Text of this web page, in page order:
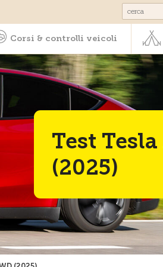
Corsi & controlli
Corsi & controlli veicoli
Test
(2025)